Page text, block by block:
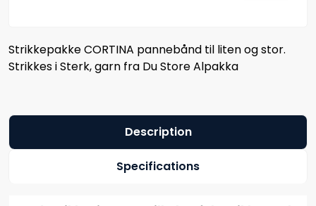
Strikkepakke CORTINA pannebånd til liten og stor.
Strikkes i Sterk, garn fra Du Store Alpakka
Description
Specifications